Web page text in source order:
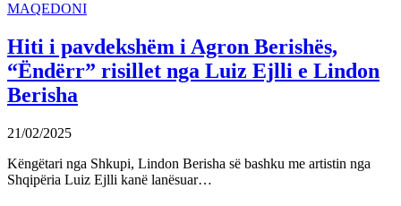
MAQEDONI
Hiti i pavdekshëm i Agron Berishës,
“Ëndërr” risillet nga Luiz Ejlli e Lindon
Berisha
21/02/2025
Këngëtari nga Shkupi, Lindon Berisha së bashku me artistin nga
Shqipëria Luiz Ejlli kanë lanësuar…